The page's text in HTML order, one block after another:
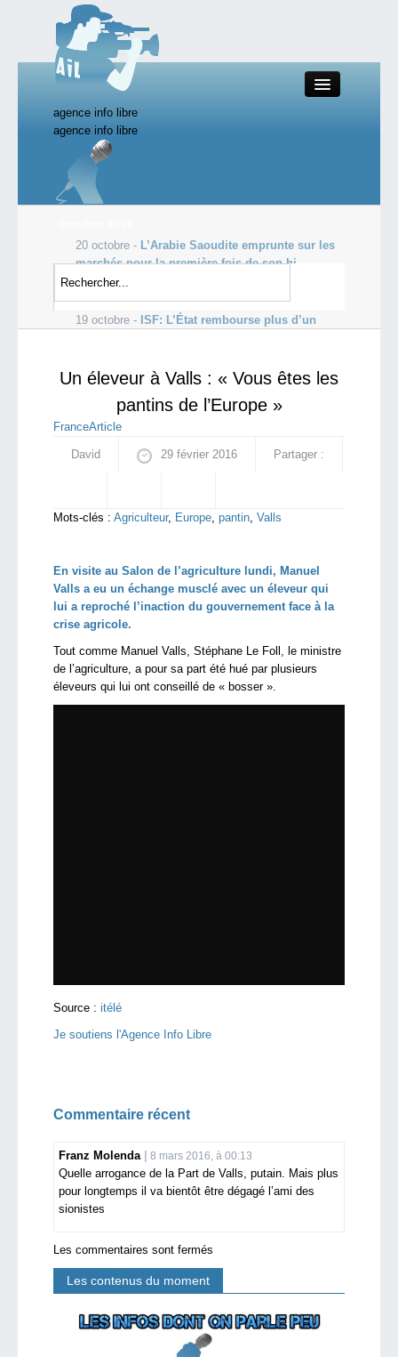
agence info libre
Close
Productions AIL
Actualité
Starting Doc
agence info libre
20 octobre - L’Arabie Saoudite emprunte sur les
marchés pour la première fois de son hi...
19 octobre -
s’envolent, dopés par le courtage
19 octobre - ISF: L’État rembourse plus d’un
Un éleveur à Valls : « Vous êtes les
pantins de l’Europe »
FranceArticle
David 29 février 2016 Partager :
Mots-clés : Agriculteur, Europe, pantin, Valls
En visite au Salon de l’agriculture lundi, Manuel
Valls a eu un échange musclé avec un éleveur qui
lui a reproché l’inaction du gouvernement face à la
crise agricole.
Tout comme Manuel Valls, Stéphane Le Foll, le ministre
de l’agriculture, a pour sa part été hué par plusieurs
éleveurs qui lui ont conseillé de « bosser ».
Source : itélé
Je soutiens l'Agence Info Libre
Commentaire récent
Franz Molenda 8 mars 2016, à 00:13
Quelle arrogance de la Part de Valls, putain. Mais plus
pour longtemps il va bientôt être dégagé l’ami des
sionistes
Les commentaires sont fermés
Les contenus du moment